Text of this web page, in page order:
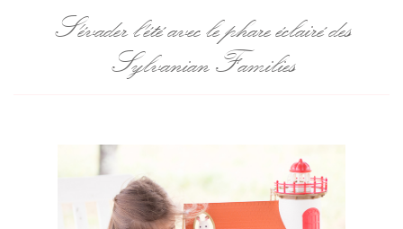
S'évader l'été avec le phare éclairé des
Sylvanian Families